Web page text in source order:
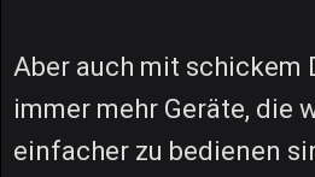
Aber auch mit schickem
immer mehr Geräte, die
einfacher zu bedienen